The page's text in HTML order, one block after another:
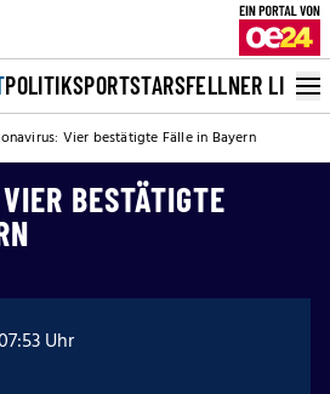
POLITIKSPORTSTARSFELLNER LIVE
Vier bestätigte Fälle in Bayern
BESTÄTIGTE
Uhr